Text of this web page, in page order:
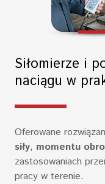
Siłomierze i
naciągu w
Oferowane
siły, momentu
zastosowaniach
pracy w terenie.